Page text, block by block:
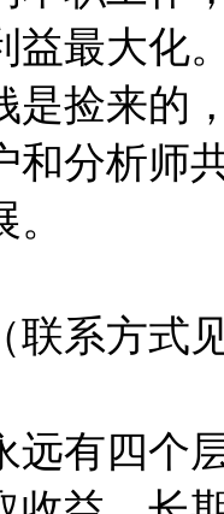
益最大化
是捡来的
和分析师
系方式
有四个层